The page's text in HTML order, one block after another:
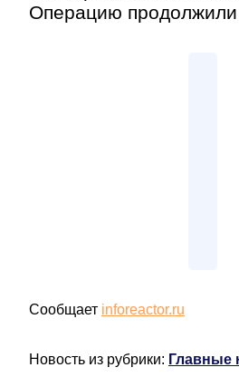
Операцию продолжили
Сообщает inforeactor.ru
Новость из рубрики: Главные